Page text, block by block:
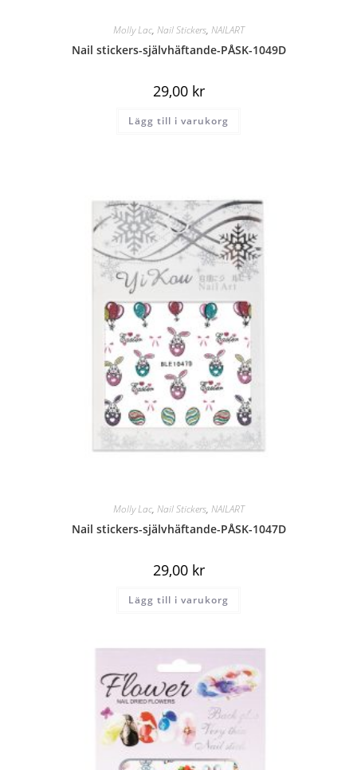
Molly Lac, Nail Stickers, NAILART
Nail stickers-självhäftande-PÅSK-1049D
29,00 kr
Lägg till i varukorg
Molly Lac, Nail Stickers, NAILART
Nail stickers-självhäftande-PÅSK-1047D
29,00 kr
Lägg till i varukorg